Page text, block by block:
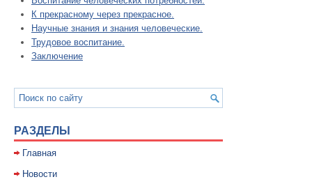
К прекрасному через прекрасное.
Научные знания и знания человеческие.
Трудовое воспитание.
Заключение
РАЗДЕЛЫ
Главная
Новости